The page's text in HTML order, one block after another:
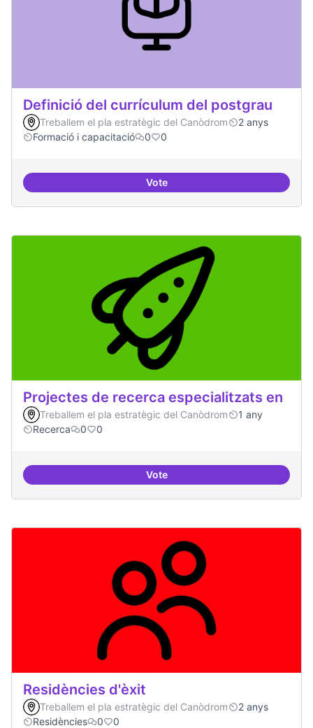
Definició del currículum del postgrau
Treballem el pla estratègic del Canòdrom
2 anys
Formació i capacitació
0 0
VoteDefinició del currículum del
Projectes de recerca especialitzats en
Treballem el pla estratègic del Canòdrom
1 any
Recerca
0 0
VoteProjectes de recerca
Residències d'èxit
Treballem el pla estratègic del Canòdrom
2 anys
Residències
0 0